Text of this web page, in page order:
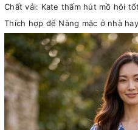
Chất vải: Kate thấm hút mồ hôi
Thích hợp để Nàng mặc ở nhà